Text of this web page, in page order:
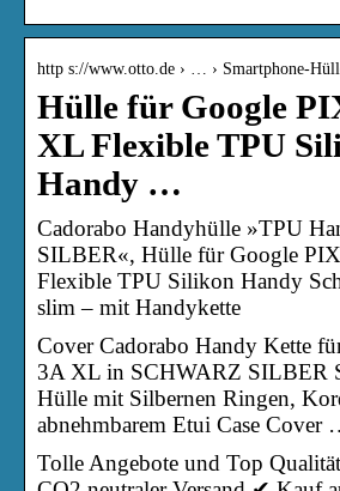
http s://www.otto.de › … › Smartphone-
Hülle für Google
XL Flexible TPU
Handy …
Cadorabo Handyhülle »TPU
SILBER«, Hülle für Google
Flexible TPU Silikon Handy
slim – mit Handykette
Cover Cadorabo Handy Kette
3A XL in SCHWARZ SILBER
Hülle mit Silbernen Ringen,
abnehmbarem Etui Case Cover
Tolle Angebote und Top